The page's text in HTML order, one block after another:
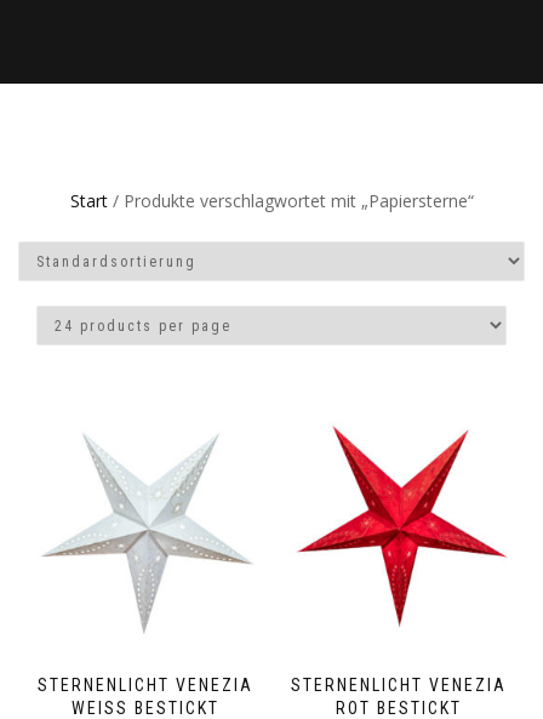
Start/ Produkte verschlagwortet mit „Papiersterne“
STERNENLICHT VENEZIA
WEISS BESTICKT
STERNENLICHT VENEZIA
ROT BESTICKT